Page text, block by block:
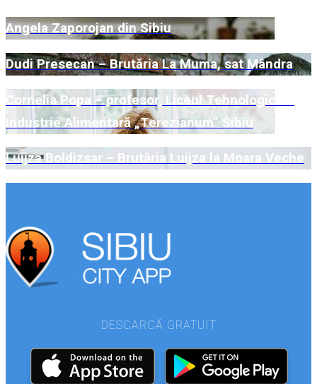
Angela Zaporojan din Sibiu
Dudi Presecan – Brutăria La Muma, sat Mândra
Cornelia Popa – profesor, Liceul Tehnologic de
Industrie Alimentară „Terezianum” Sibiu
Luijza Boldizsar – Brutăria Luijza la Moara Veche
DESCARCĂ GRATUIT